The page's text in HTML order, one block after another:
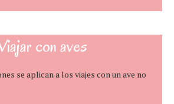
con aves
se aplican a los viajes con un ave no